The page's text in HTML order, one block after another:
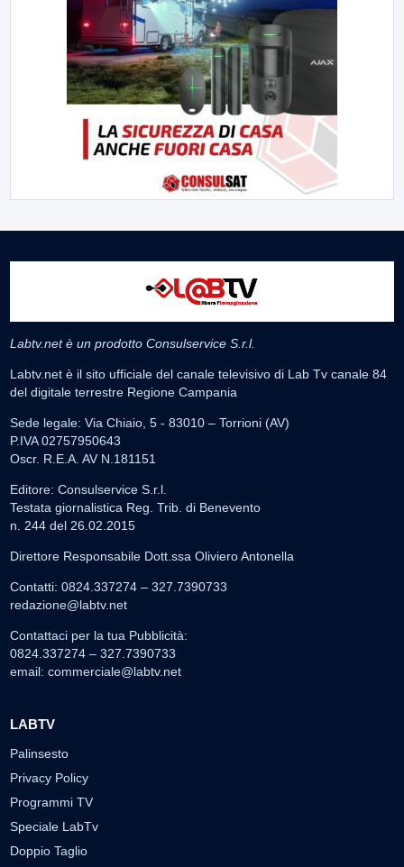
Labtv.net è un prodotto Consulservice S.r.l.
Labtv.net è il sito ufficiale del canale televisivo di Lab Tv canale 84
del digitale terrestre Regione Campania
Sede legale: Via Chiaio, 5 - 83010 – Torrioni (AV)
P.IVA 02757950643
Oscr. R.E.A. AV N.181151
Editore: Consulservice S.r.l.
Testata giornalistica Reg. Trib. di Benevento
n. 244 del 26.02.2015
Direttore Responsabile Dott.ssa Oliviero Antonella
Contatti: 0824.337274 – 327.7390733
redazione@labtv.net
Contattaci per la tua Pubblicità:
0824.337274 – 327.7390733
email: commerciale@labtv.net
LABTV
Palinsesto
Privacy Policy
Programmi TV
Speciale LabTv
Doppio Taglio